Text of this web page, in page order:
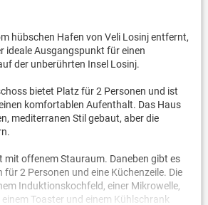
hübschen Hafen von Veli Losinj entfernt,
ideale Ausgangspunkt für einen
der unberührten Insel Losinj.
bietet Platz für 2 Personen und ist
komfortablen Aufenthalt. Das Haus
mediterranen Stil gebaut, aber die
mit offenem Stauraum. Daneben gibt es
für 2 Personen und eine Küchenzeile. Die
Induktionskochfeld, einer Mikrowelle,
Toaster und einem Kühlschrank